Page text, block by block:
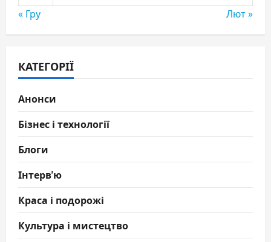
« Гру
Лют »
КАТЕГОРІЇ
Анонси
Бізнес і технології
Блоги
Інтерв'ю
Краса і подорожі
Культура і мистецтво